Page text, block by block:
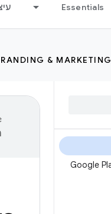
Essentials
& MARKETING